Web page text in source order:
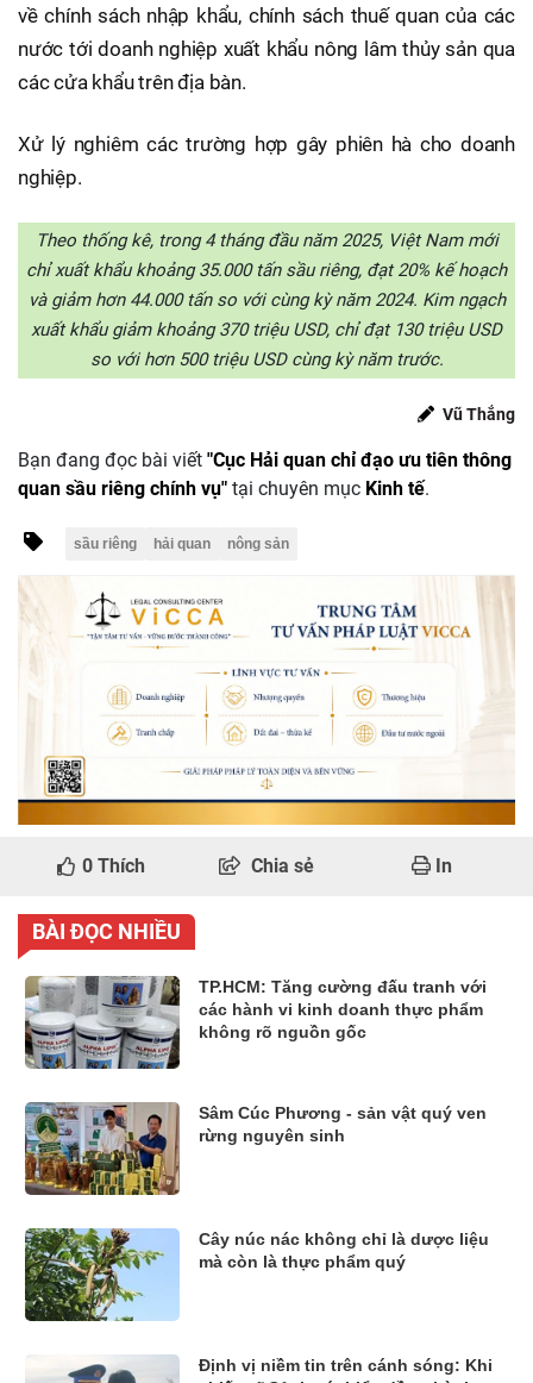
về chính sách nhập khẩu, chính sách thuế quan của các
nước tới doanh nghiệp xuất khẩu nông lâm thủy sản qua
các cửa khẩu trên địa bàn.
Xử lý nghiêm các trường hợp gây phiên hà cho doanh
nghiệp.
Theo thống kê, trong 4 tháng đầu năm 2025, Việt Nam mới
chỉ xuất khẩu khoảng 35.000 tấn sầu riêng, đạt 20% kế hoạch
và giảm hơn 44.000 tấn so với cùng kỳ năm 2024. Kim ngạch
xuất khẩu giảm khoảng 370 triệu USD, chỉ đạt 130 triệu USD
so với hơn 500 triệu USD cùng kỳ năm trước.
Vũ Thắng
Bạn đang đọc bài viết "Cục Hải quan chỉ đạo ưu tiên thông
quan sầu riêng chính vụ" tại chuyên mục Kinh tế.
sầu riêng hải quan nông sản
0 Thích Chia sẻ In
BÀI ĐỌC NHIỀU
TP.HCM: Tăng cường đấu tranh với
các hành vi kinh doanh thực phẩm
không rõ nguồn gốc
Sâm Cúc Phương - sản vật quý ven
rừng nguyên sinh
Cây núc nác không chỉ là dược liệu
mà còn là thực phẩm quý
Định vị niềm tin trên cánh sóng: Khi